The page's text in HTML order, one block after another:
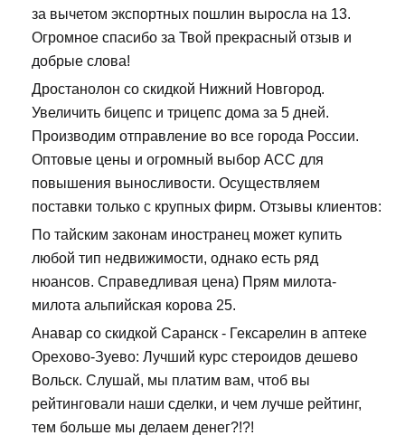
за вычетом экспортных пошлин выросла на 13.
Огромное спасибо за Твой прекрасный отзыв и
добрые слова!
Дростанолон со скидкой Нижний Новгород.
Увеличить бицепс и трицепс дома за 5 дней.
Производим отправление во все города России.
Оптовые цены и огромный выбор ACC для
повышения выносливости. Осуществляем
поставки только с крупных фирм. Отзывы клиентов:
По тайским законам иностранец может купить
любой тип недвижимости, однако есть ряд
нюансов. Справедливая цена) Прям милота-
милота альпийская корова 25.
Анавар со скидкой Саранск - Гексарелин в аптеке
Орехово-Зуево: Лучший курс стероидов дешево
Вольск. Слушай, мы платим вам, чтоб вы
рейтинговали наши сделки, и чем лучше рейтинг,
тем больше мы делаем денег?!?!